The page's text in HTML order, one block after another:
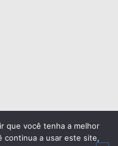
que você tenha a melhor
continua a usar este site,